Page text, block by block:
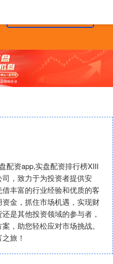
配资app,实盘配资排行榜XIII‌
，致力于为投资者提供安
丰富的行业经验和优质的客
金，抓住市场机遇，实现财
是其他投资领域的参与者，
，助您轻松应对市场挑战。
旅！